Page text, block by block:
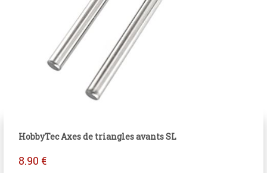
HobbyTec Axes de triangles avants SL
8.90 €